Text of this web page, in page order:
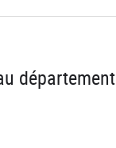
département